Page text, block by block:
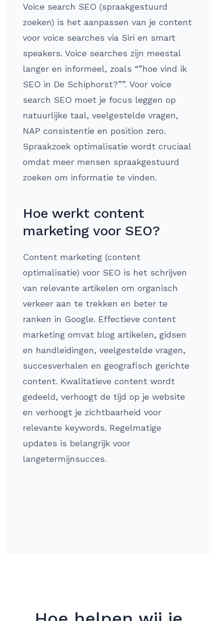
Voice search SEO (spraakgestuurd
zoeken) is het aanpassen van je content
voor voice searches via Siri en smart
speakers. Voice searches zijn meestal
langer en informeel, zoals “”hoe vind ik
SEO in De Schiphorst?””. Voor voice
search SEO moet je focus leggen op
natuurlijke taal, veelgestelde vragen,
NAP consistentie en position zero.
Spraakzoek optimalisatie wordt cruciaal
omdat meer mensen spraakgestuurd
zoeken om informatie te vinden.
Hoe werkt content
marketing voor SEO?
Content marketing (content
optimalisatie) voor SEO is het schrijven
van relevante artikelen om organisch
verkeer aan te trekken en beter te
ranken in Google. Effectieve content
marketing omvat blog artikelen, gidsen
en handleidingen, veelgestelde vragen,
succesverhalen en geografisch gerichte
content. Kwalitatieve content wordt
gedeeld, verhoogt de tijd op je website
en verhoogt je zichtbaarheid voor
relevante keywords. Regelmatige
updates is belangrijk voor
langetermijnsucces.